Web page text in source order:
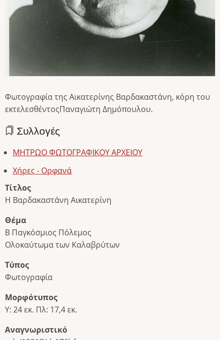
Φωτογραφία της Αικατερίνης Βαρδακαστάνη, κόρη του
εκτελεσθέντοςΠαναγιώτη Δημόπουλου.
Συλλογές
ΜΗΤΡΩΟ ΦΩΤΟΓΡΑΦΙΚΟΥ ΑΡΧΕΙΟΥ
Χήρες - Ορφανά
Τίτλος
Η Βαρδακαστάνη Αικατερίνη
Θέμα
Β Παγκόσμιος Πόλεμος
Ολοκαύτωμα των Καλαβρύτων
Τύπος
Φωτογραφία
Μορφότυπος
Υ: 24 εκ. Πλ: 17,4 εκ.
Αναγνωριστικό